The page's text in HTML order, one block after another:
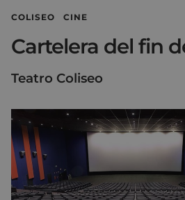
COLISEO CINE
Cartelera del fin
Teatro Coliseo